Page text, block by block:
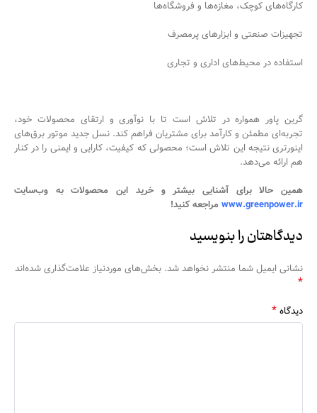
کارگاه‌های کوچک، مغازه‌ها و فروشگاه‌ها
تجهیزات صنعتی و ابزارهای پرمصرف
استفاده در محیط‌های اداری و تجاری
گرین پاور همواره در تلاش است تا با نوآوری و ارتقای محصولات خود،
تجربه‌ای مطمئن و کارآمد برای مشتریان فراهم کند. نسل جدید موتور برق‌های
اینورتری نتیجه این تلاش است؛ محصولی که کیفیت، کارایی و ایمنی را در کنار
هم ارائه می‌دهد.
همین حالا برای آشنایی بیشتر و خرید این محصولات به وب‌سایت
www.greenpower.irمراجعه کنید!
دیدگاهتان را بنویسید
نشانی ایمیل شما منتشر نخواهد شد. بخش‌های موردنیاز علامت‌گذاری شده‌اند
*
دیدگاه*